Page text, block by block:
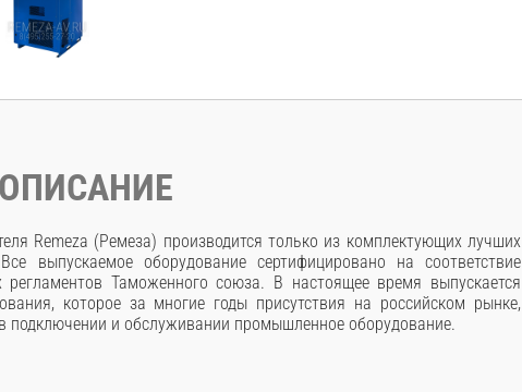
ОПИСАНИЕ
Remeza (Ремеза) производится только из комплектующих лучших
выпускаемое оборудование сертифицировано на соответствие
регламентов Таможенного союза. В настоящее время выпускается
которое за многие годы присутствия на российском рынке,
подключении и обслуживании промышленное оборудование.